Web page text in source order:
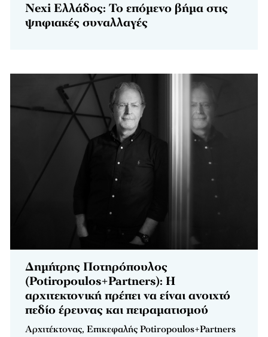
Nexi Ελλάδος: Το επόμενο βήμα στις
ψηφιακές συναλλαγές
Δημήτρης Ποτηρόπουλος
(Potiropoulos+Partners): Η
αρχιτεκτονική πρέπει να είναι ανοιχτό
πεδίο έρευνας και πειραματισμού
Αρχιτέκτονας, Επικεφαλής Potiropoulos+Partners